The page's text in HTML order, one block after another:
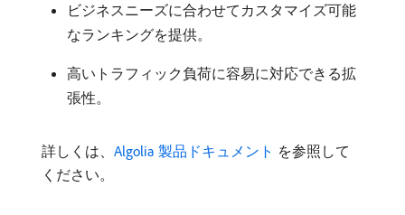
ビジネスニーズに合わせてカスタマイズ可能
なランキングを提供。
高いトラフィック負荷に容易に対応できる拡
張性。
詳しくは、 Algolia 製品ドキュメント ​ を参照して
ください。